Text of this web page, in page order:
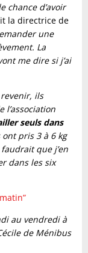
chance d’avoir
la directrice de
une
La
me dire si j’ai
ils
l’association
seuls dans
ont pris 3 à 6 kg
que j’en
dans les six
au vendredi à
de Ménibus